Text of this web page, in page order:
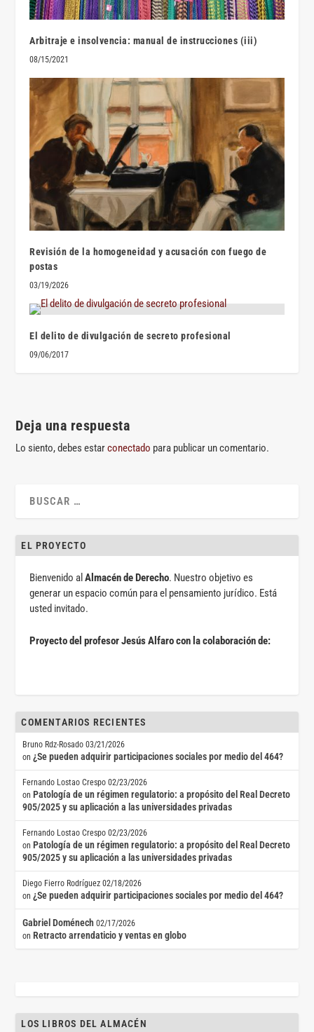
Arbitraje e insolvencia: manual de instrucciones (iii)
08/15/2021
Revisión de la homogeneidad y acusación con fuego de
postas
03/19/2026
El delito de divulgación de secreto profesional
09/06/2017
Deja una respuesta
Lo siento, debes estarconectado para publicar un comentario.
EL PROYECTO
Bienvenido alAlmacén de Derecho. Nuestro objetivo es
generar un espacio común para el pensamiento jurídico. Está
usted invitado.
Proyecto del profesor Jesús Alfaro con la colaboración de:
COMENTARIOS RECIENTES
Bruno Rdz-Rosado 03/21/2026
on¿Se pueden adquirir participaciones sociales por medio del 464?
Fernando Lostao Crespo 02/23/2026
on Patología de un régimen regulatorio: a propósito del Real Decreto
905/2025 y su aplicación a las universidades privadas
Fernando Lostao Crespo 02/23/2026
on Patología de un régimen regulatorio: a propósito del Real Decreto
905/2025 y su aplicación a las universidades privadas
Diego Fierro Rodríguez 02/18/2026
on¿Se pueden adquirir participaciones sociales por medio del 464?
Gabriel Doménech 02/17/2026
on Retracto arrendaticio y ventas en globo
LOS LIBROS DEL ALMACÉN